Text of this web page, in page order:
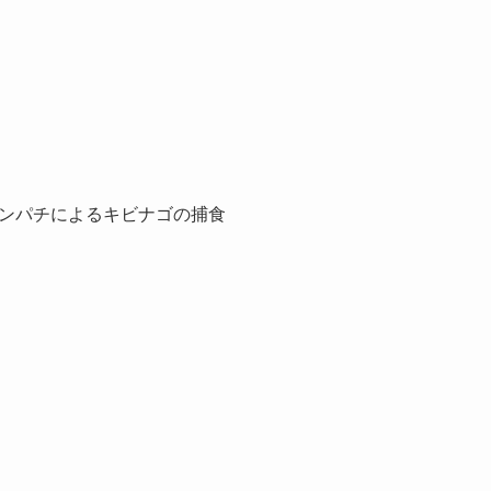
パチによるキビナゴの捕食